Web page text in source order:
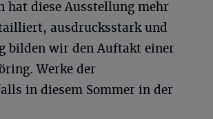
diese Ausstellung mehr
ausdrucksstark und
bilden wir den Auftakt einer
Werke der
in diesem Sommer in der